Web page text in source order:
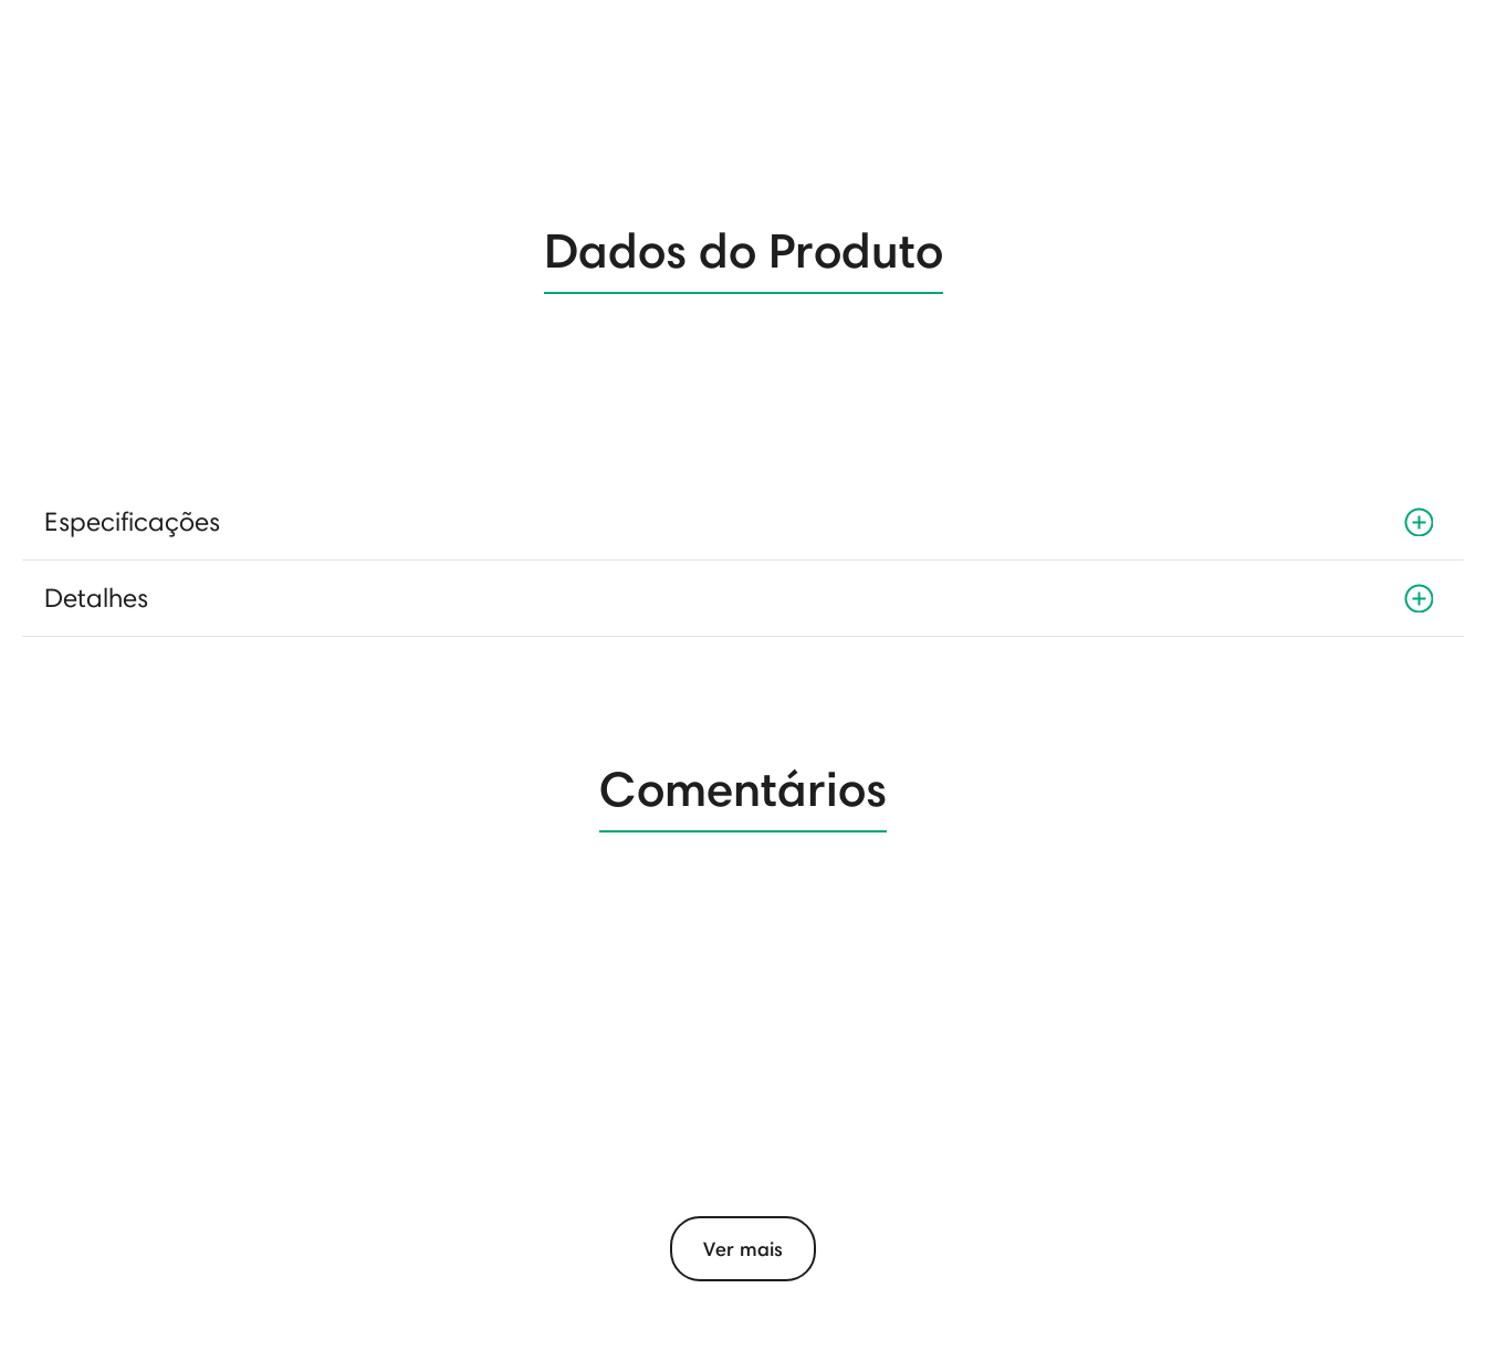
Dados do Produto
Especificações
Detalhes
Comentários
Ver mais